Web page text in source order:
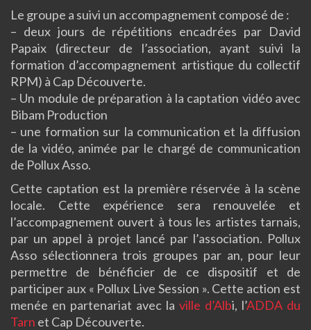
Le groupe a suivi un accompagnement composé de :
– deux jours de répétitions encadrées par David
Papaix
(directeur de l’association, ayant suivi la
formation d’accompagnement artistique du collectif
RPM) à Cap Découverte.
– Un module de préparation à la captation vidéo avec
Bibam Production
– une formation sur la communication et la diffusion
de la vidéo, animée par le chargé de communication
de PolluxAsso.
Cette captation est la première réservée à la scène
locale. Cette expérience sera renouvelée et
l’accompagnement ouvert à tous les artistes tarnais,
par un appel à projet lancé par l’association. Pollux
Asso sélectionnera trois groupes par an, pour leur
permettre de bénéficier de ce dispositif et de
participer aux « Pollux Live Session ». Cette action est
menée en partenariat avec la ville d’Albi, l’ADDA du
Tarn et Cap Découverte.